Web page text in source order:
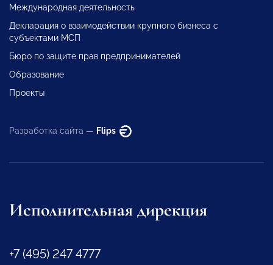
Международная деятельность
Декларация о взаимодействии крупного бизнеса с
субъектами МСП
Бюро по защите прав предпринимателей
Образование
Проекты
Разработка сайта — Flips
Исполнительная дирекция
+7 (495) 247 4777